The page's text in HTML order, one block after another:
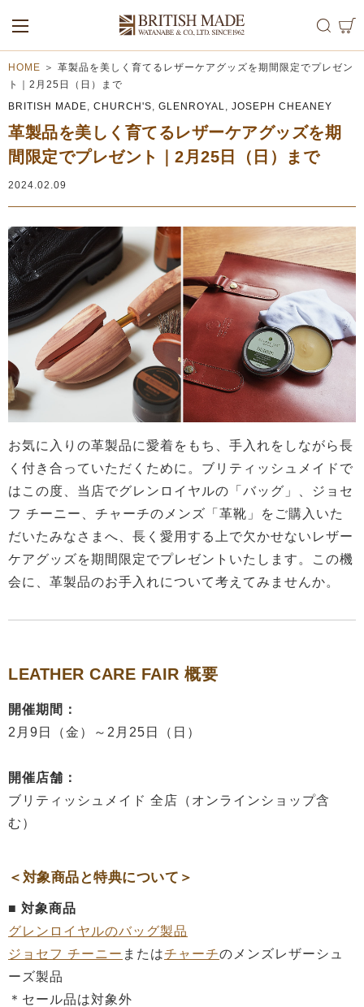
ALL MEN
WOMEN
HOME ＞ 革製品を美しく育てるレザーケアグッズを期間限定でプレゼン
ト｜2月25日（日）まで
BRITISH MADE, CHURCH'S, GLENROYAL, JOSEPH CHEANEY
革製品を美しく育てるレザーケアグッズを期
間限定でプレゼント｜2月25日（日）まで
2024.02.09
お気に入りの革製品に愛着をもち、手入れをしながら長
く付き合っていただくために。ブリティッシュメイドで
はこの度、当店でグレンロイヤルの「バッグ」、ジョセ
フ チーニー、チャーチのメンズ「革靴」をご購入いた
だいたみなさまへ、長く愛用する上で欠かせないレザー
ケアグッズを期間限定でプレゼントいたします。この機
会に、革製品のお手入れについて考えてみませんか。
LEATHER CARE FAIR 概要
開催期間：
2月9日（金）～2月25日（日）
開催店舗：
ブリティッシュメイド 全店（オンラインショップ含
む）
＜対象商品と特典について＞
■ 対象商品
グレンロイヤルのバッグ製品
ジョセフ チーニー またはチャーチのメンズレザーシュ
ーズ製品
＊セール品は対象外